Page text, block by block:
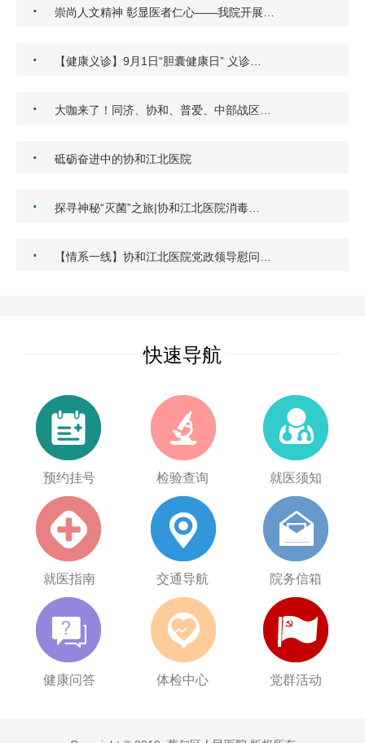
· 崇尚人文精神 彰显医者仁心——我院开展…
· 【健康义诊】9月1日“胆囊健康日” 义诊…
· 大咖来了！同济、协和、普爱、中部战区…
· 砥砺奋进中的协和江北医院
· 探寻神秘“灭菌”之旅|协和江北医院消毒…
· 【情系一线】协和江北医院党政领导慰问…
快速导航
预约挂号 检验查询 就医须知
就医指南 交通导航 院务信箱
健康问答 体检中心 党群活动